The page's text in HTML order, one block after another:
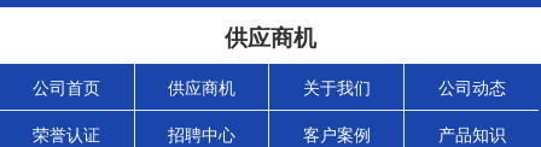
供应商机
公司首页 供应商机 关于我们 公司动态
荣誉认证 招聘中心 客户案例 产品知识